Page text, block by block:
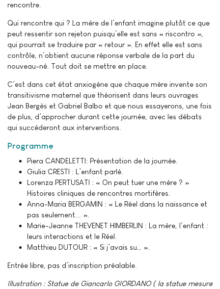
rencontre.
Qui rencontre qui ? La mère de l’enfant imagine plutôt ce que
peut ressentir son rejeton puisqu’elle est sans « riscontro »,
qui pourrait se traduire par « retour ». En effet elle est sans
contrôle, n’obtient aucune réponse verbale de la part du
nouveau-né. Tout doit se mettre en place.
C’est dans cet état anxiogène que chaque mère invente son
transitivisme maternel que théorisent dans leurs ouvrages
Jean Bergès et Gabriel Balbo et que nous essayerons, une fois
de plus, d’approcher durant cette journée, avec les débats
qui succéderont aux interventions.
Programme
Piera CANDELETTI: Présentation de la journée.
Giulia CRESTI : L’enfant parlé.
Lorenza PERTUSATI : « On peut tuer une mère ? »
Histoires cliniques de rencontres mortifères.
Anna-Maria BERGAMIN : « Le Réel dans la naissance et
pas seulement... ».
Marie-Jeanne THEVENET HIMBERLIN : La mère, l’enfant :
leurs interactions et le Réel.
Matthieu DUTOUR : « Si j’avais su… ».
Entrée libre, pas d’inscription préalable.
Illustration : Statue de Giancarlo GIORDANO ( la statue mesure